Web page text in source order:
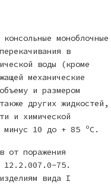
моноблочные
в
воды (кроме
механические
и размером
других жидкостей,
и химической
минус 10 до + 85 ºС.
от поражения
12.2.007.0-75.
вида I